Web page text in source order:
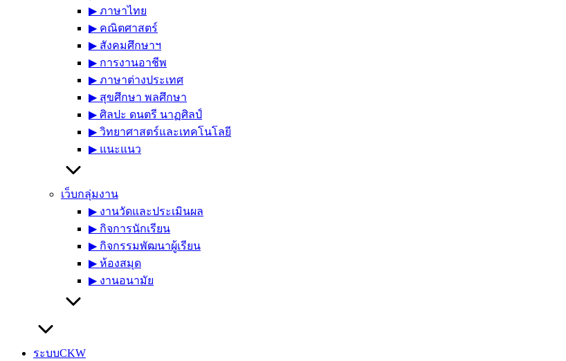
▶︎ ภาษาไทย
▶︎ คณิตศาสตร์
▶︎ สังคมศึกษาฯ
▶︎ การงานอาชีพ
▶︎ ภาษาต่างประเทศ
▶︎ สุขศึกษา พลศึกษา
▶︎ ศิลปะ ดนตรี นาฏศิลป์
▶︎ วิทยาศาสตร์และเทคโนโลยี
▶︎ แนะแนว
เว็บกลุ่มงาน
▶︎ งานวัดและประเมินผล
▶︎ กิจการนักเรียน
▶︎ กิจกรรมพัฒนาผู้เรียน
▶︎ ห้องสมุด
▶︎ งานอนามัย
ระบบCKW